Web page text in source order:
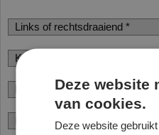
Deze website
van cookies.
Deze website